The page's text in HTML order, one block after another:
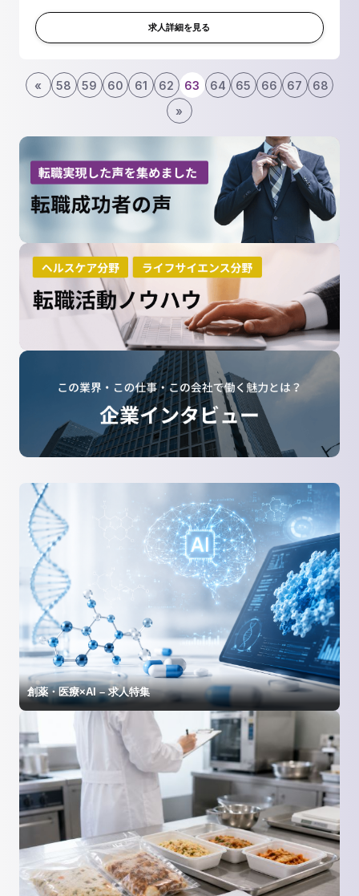
真にコミットすることで、高い満足度・信頼を獲得し、着実
な受注案件の増加につながっ...求人詳細を見る
« 58 59 60 61 62 63 64 65 66 67
68
»
創薬・医療×AI – 求人特集